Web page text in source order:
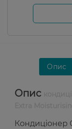
Опис
Опис
Кондиціонер